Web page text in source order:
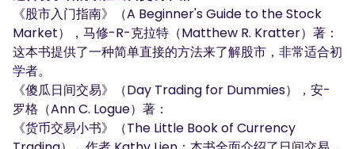
《股市入门指南》（A Beginner's Guide to the Stock
Market），马修-R-克拉特（Matthew R. Kratter）著：
这本书提供了一种简单直接的方法来了解股市，非常适合初
学者。
《傻瓜日间交易》（Day Trading for Dummies），安-
罗格（Ann C. Logue）著：
《货币交易小书》（The Little Book of Currency